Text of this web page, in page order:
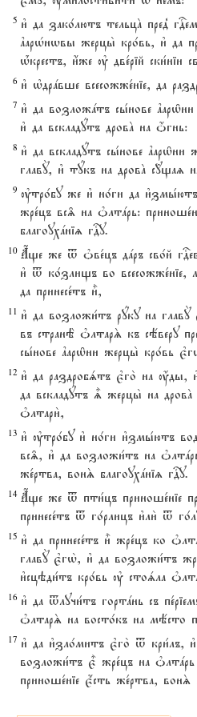
5 и3 да зако1лютъ тельцA пред8
ґарHнwвы жерцы2 кро1вь, и3 да
њ1крестъ, и4же ў две1рій ски1ніи
6 и3 њдрaвше всесожже1ніе, да
7 и3 да возложaтъ сы1нове
и3 да вскладyтъ дровA на џгнь:
8 и3 да вскладyтъ сы1нове ґарw6ни
главY, и3 тyкъ на дровA с{щаz
9 ўтро1бу же и3 но1ги да
жре1цъ вс‰ на nлтaрь:
благоухaніz гDу.
10 Ѓще же t nве1цъ дaръ сво1й
и3 t ко1злищъ во всесожже1ніе,
да принесе1тъ и5,
11 и3 да возложи1тъ рyку на главY
въ странЁ nлтарS къ сёверу
сы1нове ґарw6ни жерцы2 кро1вь
12 и3 да раздробsтъ є3го2 на ќды,
да вскладyтъ | жерцы2 на
nлтари2,
13 и3 ўтро1бу и3 но1ги и3змы1ютъ
вс‰, и3 да возложи1тъ на
же1ртва, вонS благоухaніz гDу.
14 Ѓще же t пти1цъ приноше1ніе
принесе1тъ t го1рлицъ и3ли2 t
15 и3 да принесе1тъ и5 жре1цъ ко
главY є3гw2, и3 да возложи1тъ
и3сцэди1тъ кро1вь ў стоsла
16 и3 да tлучи1тъ гортaнь съ
nлтарS на восто1къ на мёсто
17 и3 да и3зло1митъ є3го2 t кри1лъ,
возложи1тъ є5 жре1цъ на
приноше1ніе є4сть же1ртва,